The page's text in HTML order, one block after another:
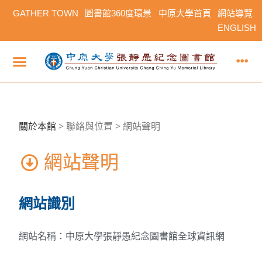
GATHER TOWN 圖書館360度環景 中原大學首頁
網站導覽
ENGLISH
關於本館 >聯絡與位置 > 網站聲明
網站聲明
網站識別
網站名稱：中原大學張靜愚紀念圖書館全球資訊網